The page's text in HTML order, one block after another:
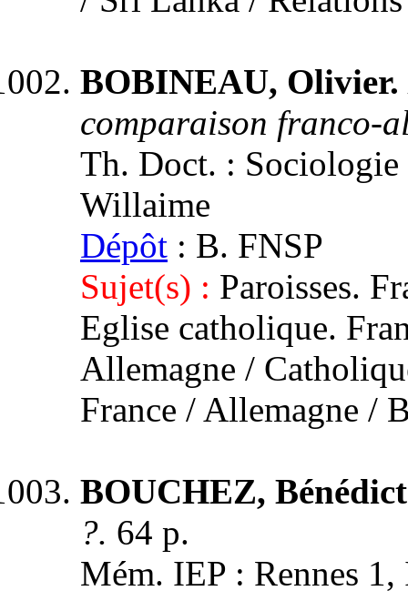
BOBINEAU, Olivier.
comparaison franco-
Th. Doct. : Sociologie
Willaime
Dépôt : B. FNSP
Sujet(s) : Paroisses.
Eglise catholique.
Allemagne /
France / Allemagne /
BOUCHEZ,
?. 64 p.
Mém. IEP : Rennes